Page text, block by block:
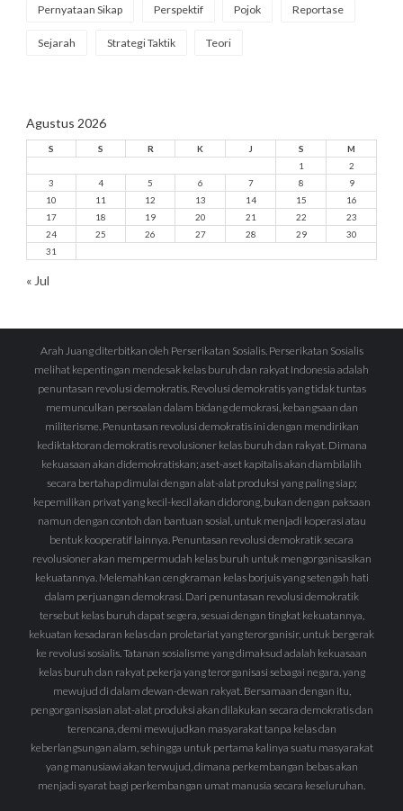
Pernyataan Sikap Perspektif Pojok Reportase
Sejarah Strategi Taktik Teori
Agustus 2026
S S R K J S
M
1
2
3
4 5 6 7 8
9
10
11 12 13 14 15
16
17
18 19 20 21 22
23
24
25 26 27 28 29
30
31
« Jul
Arah Juang diterbitkan oleh Perserikatan Sosialis. Perserikatan Sosialis
melihat kepentingan mendesak kelas buruh dan rakyat Indonesia adalah
penuntasan revolusi demokratis. Revolusi demokratis yang tidak tuntas
memunculkan persoalan dalam bidang demokrasi, kebangsaan dan
militerisme. Penuntasan revolusi demokratis ini dengan mendirikan
kediktaktoran demokratis revolusioner kelas buruh dan rakyat. Dimana
kekuasaan akan didemokratiskan; aset-aset kapitalis akan diambilalih
secara bertahap dimulai dengan alat-alat produksi yang paling siap;
kepemilikan privat yang kecil-kecil akan didorong, bukan dengan paksaan
namun dengan contoh dan bantuan sosial, untuk menjadi koperasi atau
bentuk kooperatif lainnya. Penuntasan revolusi demokratik secara
revolusioner akan mempermudah kelas buruh untuk mengorganisasikan
kekuatannya. Melemahkan cengkraman kelas borjuis yang setengah hati
dalam perjuangan demokrasi. Dari penuntasan revolusi demokratik
tersebut kelas buruh dapat segera, sesuai dengan tingkat kekuatannya,
kekuatan kesadaran kelas dan proletariat yang terorganisir, untuk bergerak
ke revolusi sosialis. Tatanan sosialisme yang dimaksud adalah kekuasaan
kelas buruh dan rakyat pekerja yang terorganisasi sebagai negara, yang
mewujud di dalam dewan-dewan rakyat. Bersamaan dengan itu,
pengorganisasian alat-alat produksi akan dilakukan secara demokratis dan
terencana, demi mewujudkan masyarakat tanpa kelas dan
keberlangsungan alam, sehingga untuk pertama kalinya suatu masyarakat
yang manusiawi akan terwujud, dimana perkembangan bebas akan
menjadi syarat bagi perkembangan umat manusia secara keseluruhan.